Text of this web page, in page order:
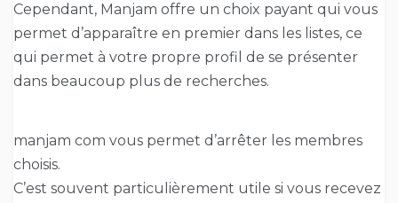
Cependant, Manjam offre un choix payant qui vous
permet d’apparaître en premier dans les listes, ce
qui permet à votre propre profil de se présenter
dans beaucoup plus de recherches.
manjam com vous permet d’arrêter les membres
choisis.
C’est souvent particulièrement utile si vous recevez